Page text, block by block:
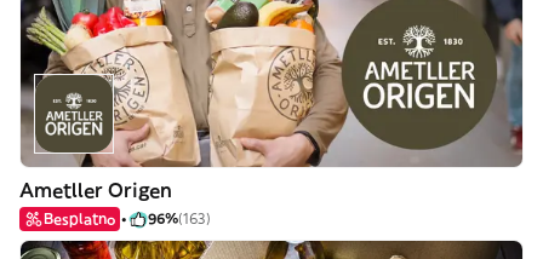
Ametller Origen
Besplatno 96%(163)